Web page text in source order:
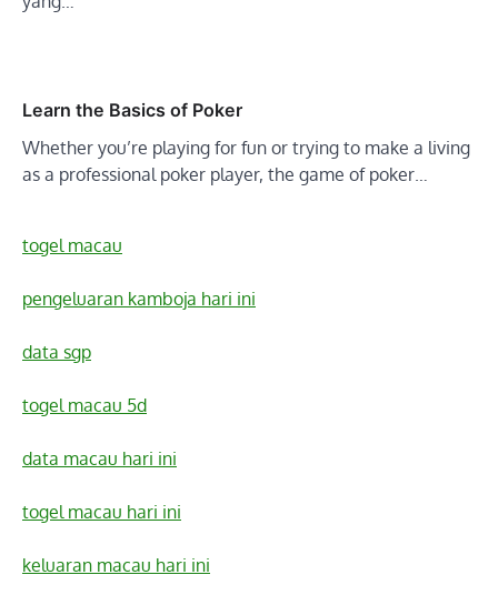
Learn the Basics of Poker
Whether you’re playing for fun or trying to make a living
as a professional poker player, the game of poker…
togel macau
pengeluaran kamboja hari ini
data sgp
togel macau 5d
data macau hari ini
togel macau hari ini
keluaran macau hari ini